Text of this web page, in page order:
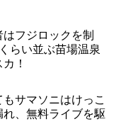
フジロックを制
らい並ぶ苗場温泉
！
サマソニはけっこ
れ、無料ライブを駆